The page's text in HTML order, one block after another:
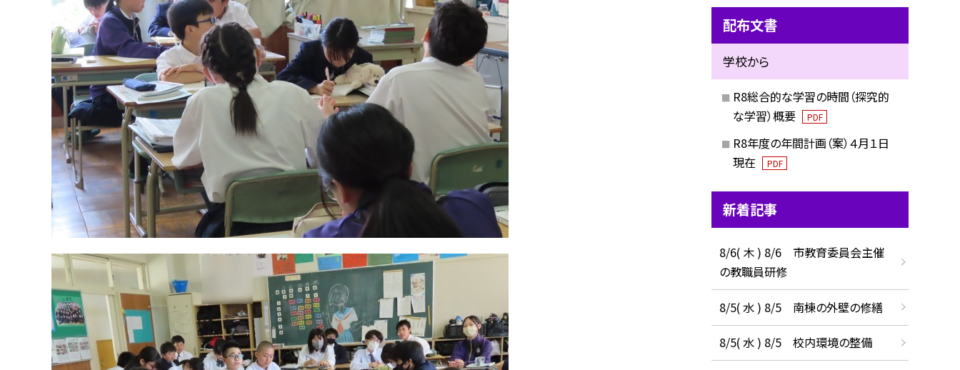
配布文書
学校から
R8総合的な学習の時間（探究的
な学習）概要
PDF
R8年度の年間計画（案）４月１日
現在
PDF
新着記事
8/6( 木 ) 8/6 市教育委員会主催
の教職員研修
8/5( 水 ) 8/5 南棟の外壁の修繕
8/5( 水 ) 8/5 校内環境の整備